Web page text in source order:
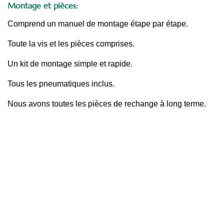
Montage et pièces:
Comprend un manuel de montage étape par étape.
Toute la vis et les pièces comprises.
Un kit de montage simple et rapide.
Tous les pneumatiques inclus.
Nous avons toutes les pièces de rechange à long terme.